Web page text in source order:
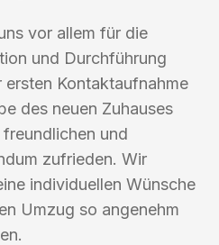
vor allem für die
und Durchführung
ersten Kontaktaufnahme
des neuen Zuhauses
und
zufrieden. Wir
individuellen Wünsche
Umzug so angenehm